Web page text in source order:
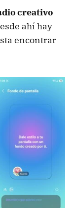
creativo
ahí hay
encontrar